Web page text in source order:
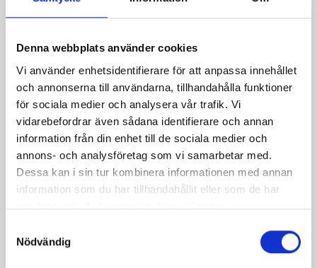
Denna webbplats använder cookies
Vi använder enhetsidentifierare för att anpassa innehållet
och annonserna till användarna, tillhandahålla funktioner
för sociala medier och analysera vår trafik. Vi
vidarebefordrar även sådana identifierare och annan
information från din enhet till de sociala medier och
annons- och analysföretag som vi samarbetar med.
Dessa kan i sin tur kombinera informationen med annan
information som du har tillhandahållit eller som de har
samlat in när du har använt deras tjänster.
Nödvändig
Produkter i receptet:
1,5% laktosfri 3dl
Jordgubbsfil 2,7%